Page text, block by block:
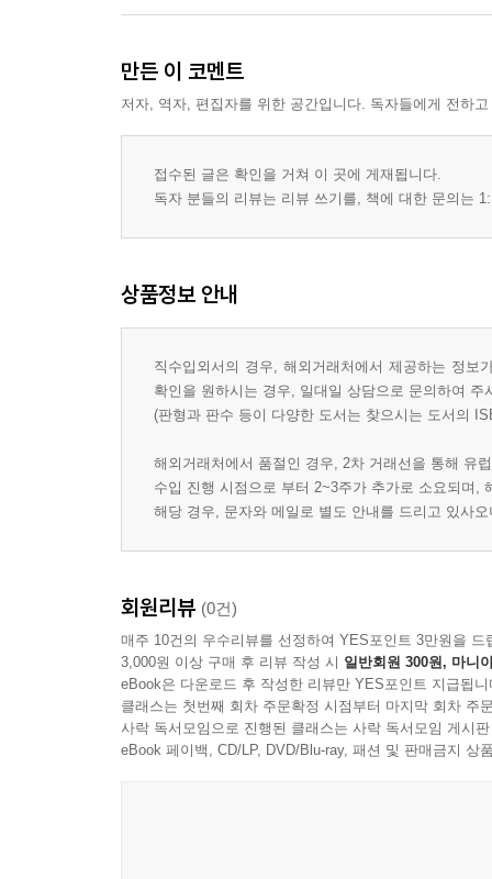
만든 이 코멘트
저자, 역자, 편집자를 위한 공간입니다. 독자들에게 전하
접수된 글은 확인을 거쳐 이 곳에 게재됩니다.
독자 분들의 리뷰는 리뷰 쓰기를, 책에 대한 문의는
상품정보 안내
직수입외서의 경우, 해외거래처에서 제공하는 정
확인을 원하시는 경우, 일대일 상담으로 문의하여 주
(판형과 판수 등이 다양한 도서는 찾으시는 도서의
해외거래처에서 품절인 경우, 2차 거래선을 통해 유
수입 진행 시점으로 부터 2~3주가 추가로 소요되며,
해당 경우, 문자와 메일로 별도 안내를 드리고 있사
회원리뷰 (0건)
매주 10건의 우수리뷰를 선정하여 YES포인트 3만원을 드
3,000원 이상 구매 후 리뷰 작성 시 일반회원 300원, 마니
eBook은 다운로드 후 작성한 리뷰만 YES포인트 지급됩니
클래스는 첫번째 회차 주문확정 시점부터 마지막 회차 주
사락 독서모임으로 진행된 클래스는 사락 독서모임 게시
eBook 페이백, CD/LP, DVD/Blu-ray, 패션 및 판매금지 상